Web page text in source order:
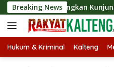
Langsung
ke
konten
Breaking NewsKunjungan Kaji Tiru
Hukum & Kriminal Kalteng